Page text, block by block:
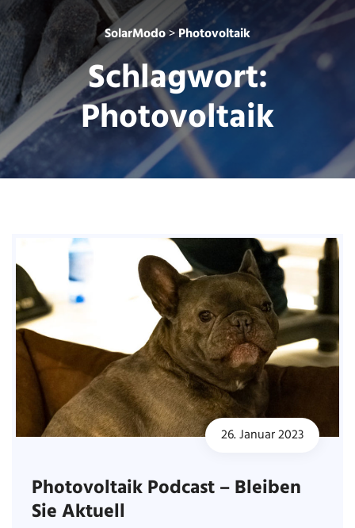
SolarModo>Photovoltaik
Schlagwort:
Photovoltaik
26. Januar 2023
Photovoltaik Podcast – Bleiben
Sie Aktuell